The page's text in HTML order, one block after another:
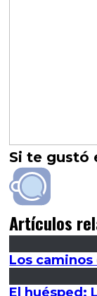
Si te gustó
Artículos
Los
El huésped: